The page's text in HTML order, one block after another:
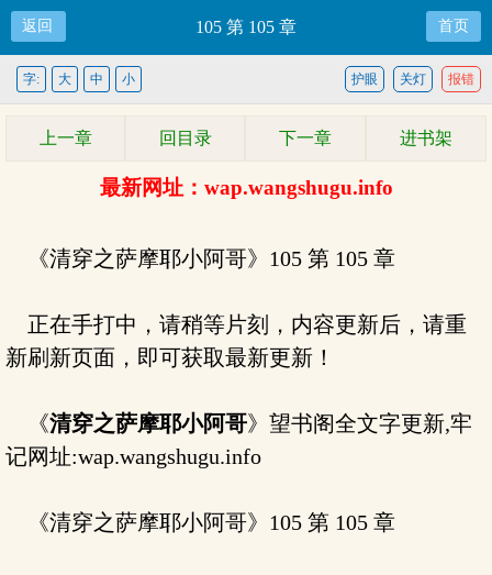
返回 105 第 105 章 首页
报错
关灯
护眼
字: 大 中 小
上一章 回目录 下一章 进书架
最新网址：wap.wangshugu.info
《清穿之萨摩耶小阿哥》105 第 105 章
正在手打中，请稍等片刻，内容更新后，请重
新刷新页面，即可获取最新更新！
《清穿之萨摩耶小阿哥》望书阁全文字更新,牢
记网址:wap.wangshugu.info
《清穿之萨摩耶小阿哥》105 第 105 章